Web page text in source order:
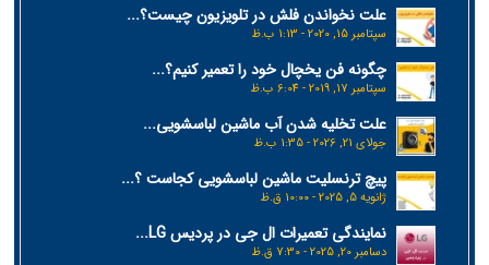
علت نخواندن فلش در تلویزیون چیست؟...
سپتامبر 15, 2020 - 1:13 ب.ظ
چگونه فن یخچال خود را تعمیر کنیم؟...
سپتامبر 17, 2019 - 6:04 ب.ظ
علت تخلیه شدن آب ماشین لباسشویی...
جولای 21, 2026 - 1:35 ب.ظ
پیچ ترنسلیت ماشین لباسشویی کجاست ؟...
ژانویه 5, 2025 - 10:00 ق.ظ
نمایندگی تعمیرات ال جی در پردیس LG...
دسامبر 20, 2025 - 7:30 ق.ظ